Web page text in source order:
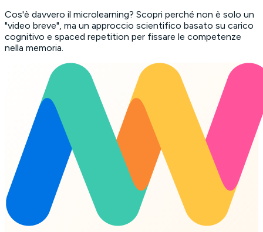
Cos'è davvero il microlearning? Scopri perché non è solo un
"video breve", ma un approccio scientifico basato su carico
cognitivo e spaced repetition per fissare le competenze
nella memoria.